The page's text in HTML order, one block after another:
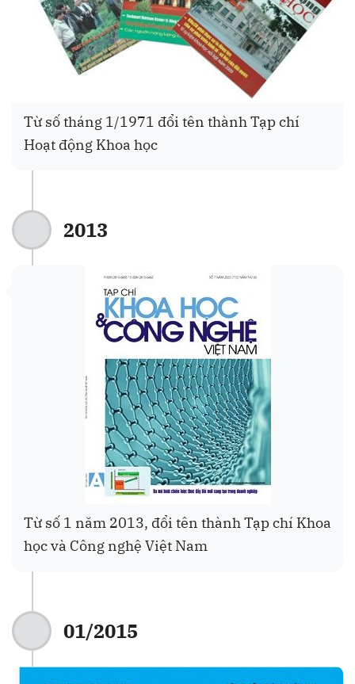
Từ số tháng 1/1971 đổi tên thành Tạp chí
Hoạt động Khoa học
2013
Từ số 1 năm 2013, đổi tên thành Tạp chí Khoa
học và Công nghệ Việt Nam
01/2015